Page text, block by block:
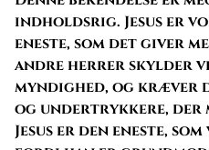
indholdsrig. Jesus er
eneste, som det giver
andre herrer skylder
myndighed, og kræver
og undertrykkere, der
Jesus er den eneste,